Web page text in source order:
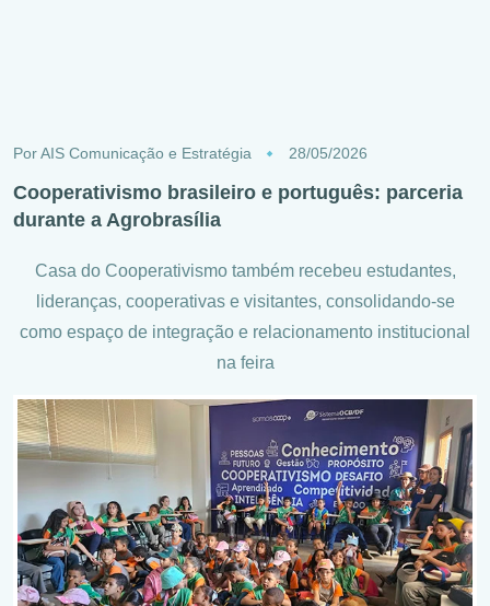
PorAIS Comunicação e Estratégia 28/05/2026
Cooperativismo brasileiro e português: parceria
durante a Agrobrasília
Casa do Cooperativismo também recebeu estudantes,
lideranças, cooperativas e visitantes, consolidando-se
como espaço de integração e relacionamento institucional
na feira